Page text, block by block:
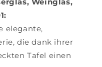
elegante,
die dank ihrer
Tafel einen